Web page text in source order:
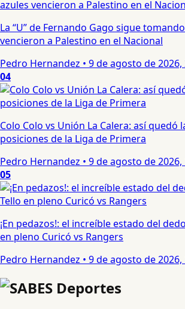
La “U” de Fernando Gago sigue
vencieron a Palestino en el Nacional
Pedro Hernandez • 9 de agosto de 2026,
04
Colo Colo vs Unión La Calera: así quedó
posiciones de la Liga de Primera
Pedro Hernandez • 9 de agosto de 2026,
05
¡En pedazos!: el increíble estado del
en pleno Curicó vs Rangers
Pedro Hernandez • 9 de agosto de 2026,